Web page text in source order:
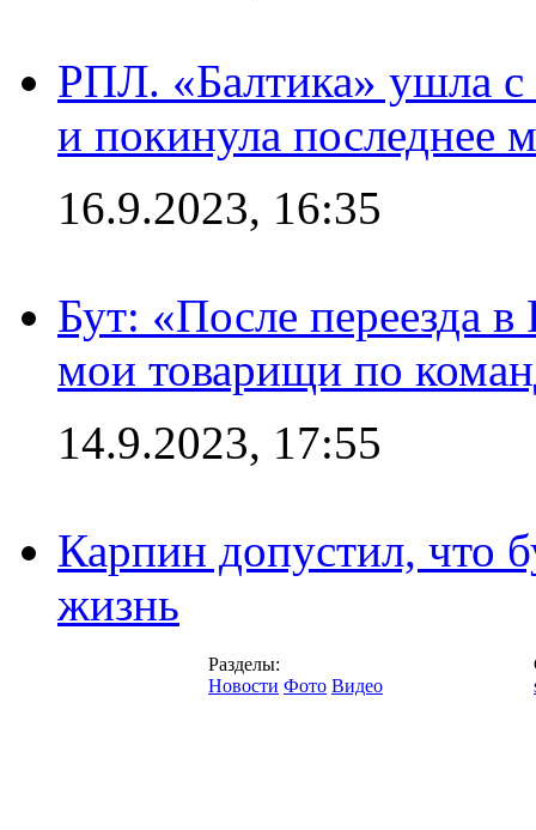
РПЛ. «Балтика» ушла с
и покинула последнее
16.9.2023, 16:35
Бут: «После переезда
мои товарищи по
14.9.2023, 17:55
Карпин допустил, что
жизнь
Разделы:
Новости Фото Видео